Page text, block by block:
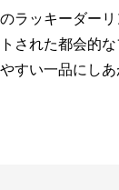
ラッキーダー
された都会的
すい一品にし